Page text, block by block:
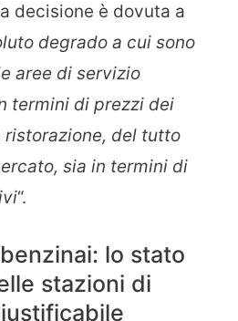
decisione è dovuta a
degrado a cui sono
aree di servizio
termini di prezzi dei
del tutto
sia in termini di
“.
lo stato
stazioni di